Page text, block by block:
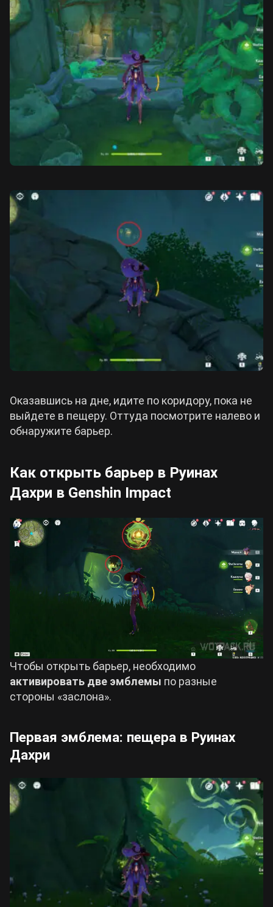
Оказавшись на дне, идите по коридору, пока не
выйдете в пещеру. Оттуда посмотрите налево и
обнаружите барьер.
Как открыть барьер в Руинах
Дахри в Genshin Impact
Чтобы открыть барьер, необходимо
активировать две эмблемы по разные
стороны «заслона».
Первая эмблема: пещера в Руинах
Дахри